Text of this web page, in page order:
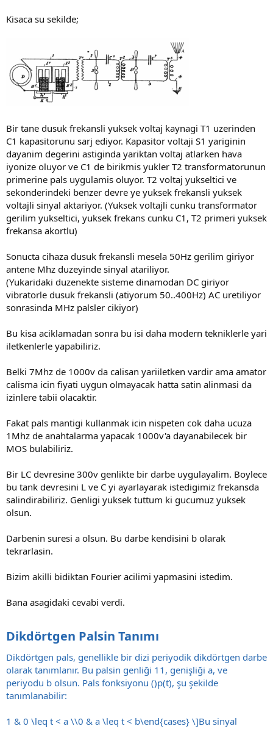
Kisaca su sekilde;
Bir tane dusuk frekansli yuksek voltaj kaynagi T1 uzerinden
C1 kapasitorunu sarj ediyor. Kapasitor voltaji S1 yariginin
dayanim degerini astiginda yariktan voltaj atlarken hava
iyonize oluyor ve C1 de birikmis yukler T2 transformatorunun
primerine pals uygulamis oluyor. T2 voltaj yukseltici ve
sekonderindeki benzer devre ye yuksek frekansli yuksek
voltajli sinyal aktariyor. (Yuksek voltajli cunku transformator
gerilim yukseltici, yuksek frekans cunku C1, T2 primeri yuksek
frekansa akortlu)
Sonucta cihaza dusuk frekansli mesela 50Hz gerilim giriyor
antene Mhz duzeyinde sinyal atariliyor.
(Yukaridaki duzenekte sisteme dinamodan DC giriyor
vibratorle dusuk frekansli (atiyorum 50..400Hz) AC uretiliyor
sonrasinda MHz palsler cikiyor)
Bu kisa aciklamadan sonra bu isi daha modern tekniklerle yari
iletkenlerle yapabiliriz.
Belki 7Mhz de 1000v da calisan yariiletken vardir ama amator
calisma icin fiyati uygun olmayacak hatta satin alinmasi da
izinlere tabii olacaktir.
Fakat pals mantigi kullanmak icin nispeten cok daha ucuza
1Mhz de anahtalarma yapacak 1000v'a dayanabilecek bir
MOS bulabiliriz.
Bir LC devresine 300v genlikte bir darbe uygulayalim. Boylece
bu tank devresini L ve C yi ayarlayarak istedigimiz frekansda
salindirabiliriz. Genligi yuksek tuttum ki gucumuz yuksek
olsun.
Darbenin suresi a olsun. Bu darbe kendisini b olarak
tekrarlasin.
Bizim akilli bidiktan Fourier acilimi yapmasini istedim.
Bana asagidaki cevabi verdi.
Dikdörtgen Palsin Tanımı
Dikdörtgen pals, genellikle bir dizi periyodik dikdörtgen darbe
olarak tanımlanır. Bu palsin genliği 11, genişliği a, ve
periyodu b olsun. Pals fonksiyonu ()p(t), şu şekilde
tanımlanabilir:
1 & 0 \leq t < a \\0 & a \leq t < b\end{cases} \]Bu sinyal